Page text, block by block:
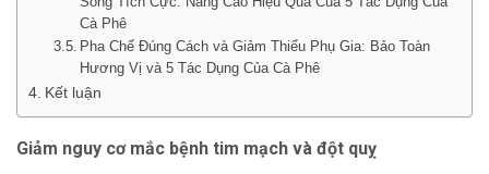
Cà Phê
Pha Chế Đúng Cách và Giảm Thiểu Phụ Gia: Bảo Toàn
Hương Vị và 5 Tác Dụng Của Cà Phê
Kết luận
Giảm nguy cơ mắc bệnh tim mạch và đột quỵ